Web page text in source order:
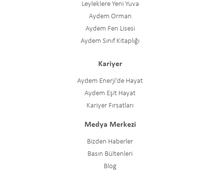
Leyleklere Yeni Yuva
Aydem Orman
Aydem Fen Lisesi
Aydem Sınıf Kitaplığı
Kariyer
Aydem Enerji'de Hayat
Aydem Eşit Hayat
Kariyer Fırsatları
Medya Merkezi
Bizden Haberler
Basın Bültenleri
Blog